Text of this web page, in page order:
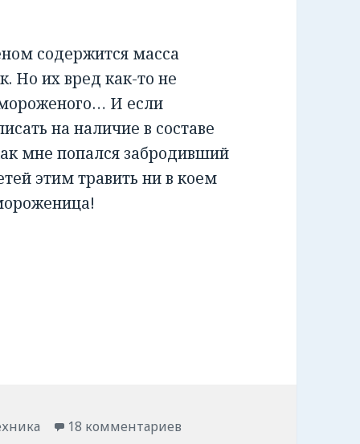
содержится масса
Но их вред как-то не
И если
на наличие в составе
мне попался забродивший
этим травить ни в коем
18 комментариев